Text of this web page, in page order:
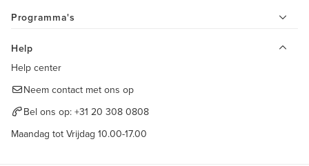
Programma's
Help
Help center
Neem contact met ons op
Bel ons op: +31 20 308 0808
Maandag tot Vrijdag 10.00-17.00